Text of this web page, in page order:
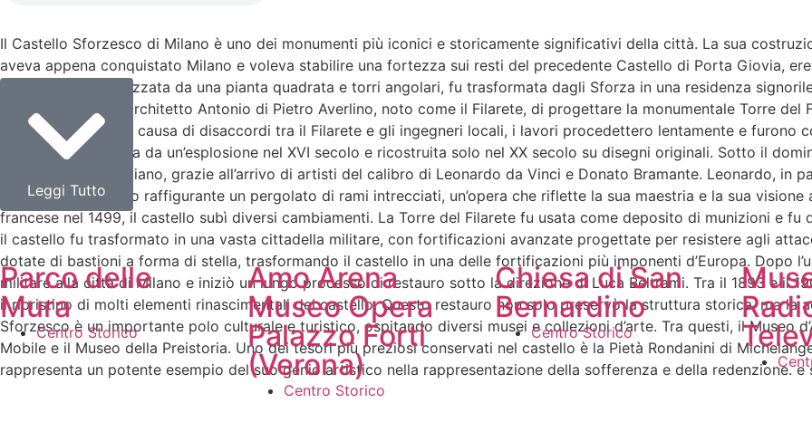
Il Castello Sforzesco di Milano è uno dei monumenti più iconici e storicamente significativi della città. La sua
aveva appena conquistato Milano e voleva stabilire una fortezza sui resti del precedente Castello di Porta Giovia,
viscontea, caratterizzata da una pianta quadrata e torri angolari, fu trasformata dagli Sforza in una residenza
incaricò il celebre architetto Antonio di Pietro Averlino, noto come il Filarete, di progettare la monumentale Torre
castello. Tuttavia, a causa di disaccordi tra il Filarete e gli ingegneri locali, i lavori procedettero lentamente e
torre fu poi distrutta da un’esplosione nel XVI secolo e ricostruita solo nel XX secolo su disegni originali. Sotto il
culturale di primo piano, grazie all’arrivo di artisti del calibro di Leonardo da Vinci e Donato Bramante. Leonardo, in
un intricato affresco raffigurante un pergolato di rami intrecciati, un’opera che riflette la sua maestria e la sua
francese nel 1499, il castello subì diversi cambiamenti. La Torre del Filarete fu usata come deposito di munizioni e fu
il castello fu trasformato in una vasta cittadella militare, con fortificazioni avanzate progettate per resistere agli
dotate di bastioni a forma di stella, trasformando il castello in una delle fortificazioni più imponenti d’Europa. Dopo
militare alla città di Milano e iniziò un lungo processo di restauro sotto la direzione di Luca Beltrami. Tra il 1893 e il
il ripristino di molti elementi rinascimentali del castello. Questo restauro non solo preservò la struttura storica, ma la
Sforzesco è un importante polo culturale e turistico, ospitando diversi musei e collezioni d’arte. Tra questi, il Museo
Mobile e il Museo della Preistoria. Uno dei tesori più preziosi conservati nel castello è la Pietà Rondanini di
rappresenta un potente esempio del suo genio artistico nella rappresentazione della sofferenza e della redenzione.
Leggi Tutto
Parco delle
Mura
Centro Storico
Amo Arena
Museo Opera
Palazzo Forti
(Verona)
Centro Storico
Chiesa di San
Bernardino
Centro Storico